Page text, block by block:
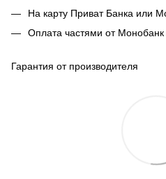
На карту Приват Банка или
Оплата частями от
Гарантия от производителя